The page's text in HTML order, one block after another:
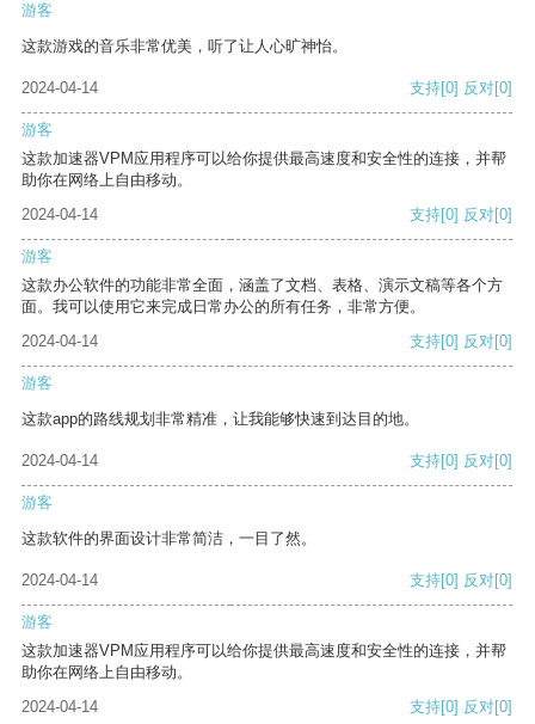
游客
这款游戏的音乐非常优美，听了让人心旷神怡。
2024-04-14 支持[0] 反对[0]
游客
这款加速器VPM应用程序可以给你提供最高速度和安全性的连接，并帮
助你在网络上自由移动。
2024-04-14
支持[0] 反对[0]
游客
这款办公软件的功能非常全面，涵盖了文档、表格、演示文稿等各个方
面。我可以使用它来完成日常办公的所有任务，非常方便。
2024-04-14
支持[0] 反对[0]
游客
这款app的路线规划非常精准，让我能够快速到达目的地。
2024-04-14 支持[0] 反对[0]
游客
这款软件的界面设计非常简洁，一目了然。
2024-04-14 支持[0] 反对[0]
游客
这款加速器VPM应用程序可以给你提供最高速度和安全性的连接，并帮
助你在网络上自由移动。
2024-04-14
支持[0] 反对[0]